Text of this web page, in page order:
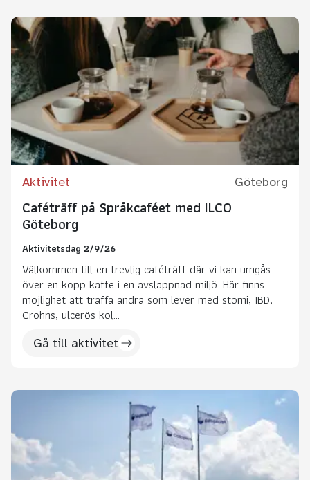
Aktivitet Göteborg
Caféträff på Språkcaféet med ILCO
Göteborg
Aktivitetsdag 2/9/26
Välkommen till en trevlig caféträff där vi kan umgås
över en kopp kaffe i en avslappnad miljö. Här finns
möjlighet att träffa andra som lever med stomi, IBD,
Crohns, ulcerös kol...
Gå till aktivitet